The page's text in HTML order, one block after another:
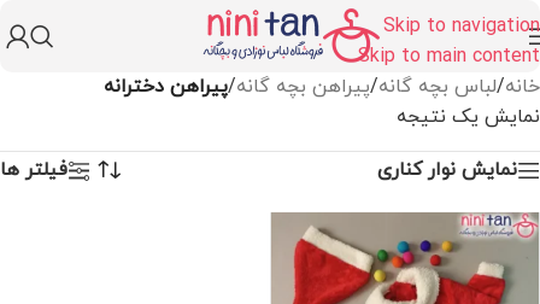
Skip to navigation
Skip to main content
خانه/لباس بچه گانه/پیراهن بچه گانه/پیراهن دخترانه
نمایش یک نتیجه
نمایش نوار کناری
فیلتر ها